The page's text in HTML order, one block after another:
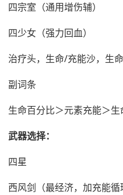
四宗室（通用增伤辅）
四少女（强力回血）
治疗头，生命/充能沙，生
副词条
生命百分比＞元素充能＞生
武器选择：
四星
西风剑（最经济，加充能循